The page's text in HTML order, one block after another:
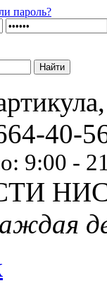
пароль?
40-
9:00 -